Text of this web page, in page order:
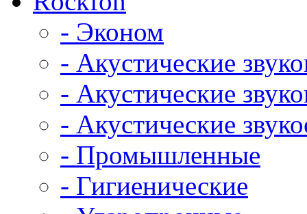
- Эконом
- Акустические
- Акустические
- Акустические
- Промышленные
- Гигиенические